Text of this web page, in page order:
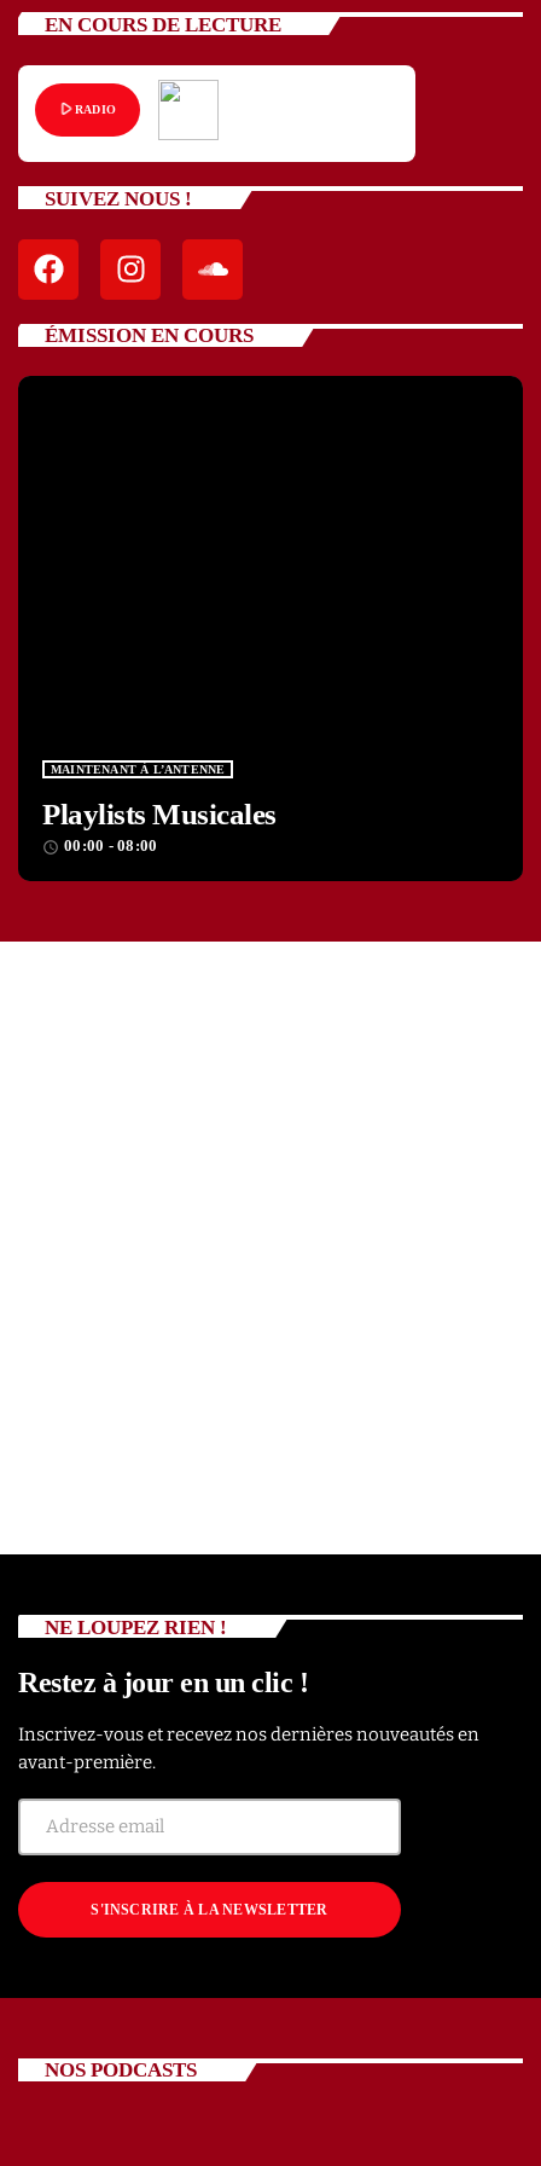
EN COURS DE LECTURE
play_arrowRADIO
SUIVEZ NOUS !
ÉMISSION EN COURS
MAINTENANT À L’ANTENNE
Playlists Musicales
access_time 00:00 - 08:00
NE LOUPEZ RIEN !
Restez à jour en un clic !
Inscrivez-vous et recevez nos dernières nouveautés en
avant-première.
S'INSCRIRE À LA NEWSLETTER
NOS PODCASTS